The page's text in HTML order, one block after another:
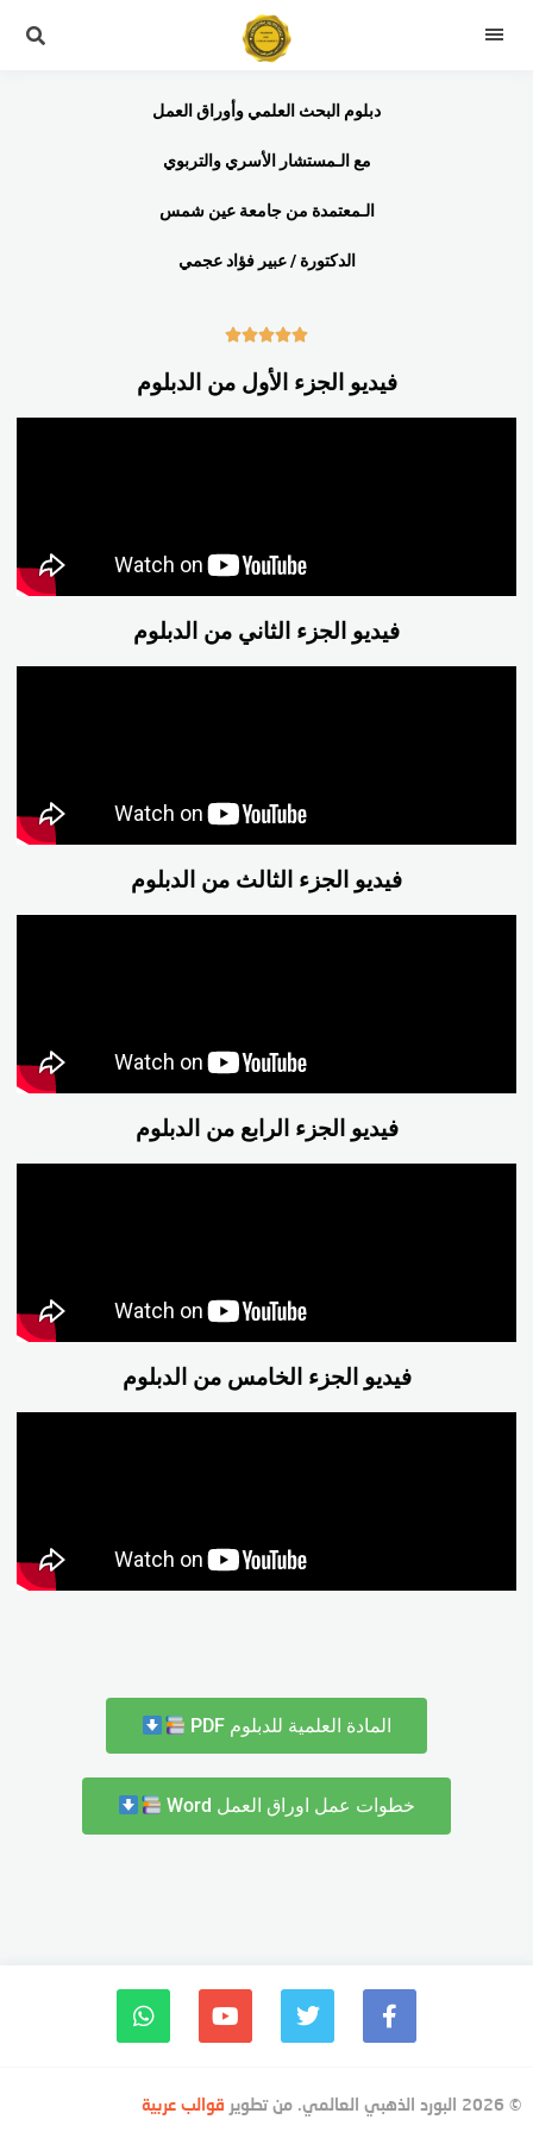
دبلوم البحث العلمي وأوراق العمل
مع الـمستشار الأسري والتربوي
الـمعتمدة من جامعة عين شمس
الدكتورة / عبير فؤاد عجمي





فيديو الجزء الأول من الدبلوم
فيديو الجزء الثاني من الدبلوم
فيديو الجزء الثالث من الدبلوم
فيديو الجزء الرابع من الدبلوم
فيديو الجزء الخامس من الدبلوم
المادة العلمية للدبلوم PDF
خطوات عمل اوراق العمل Word
© 2026 البورد الذهبي العالمي. من تطوير قوالب عربية